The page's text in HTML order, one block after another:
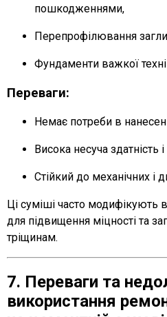
пошкодженнями,
Перепрофілювання
Фундаменти важкої
Переваги:
Немає потреби в
Висока несуча здатність
Стійкий до механічних і
Ці суміші часто модифікують
для підвищення міцності та
тріщинам.
7. Переваги та
використання